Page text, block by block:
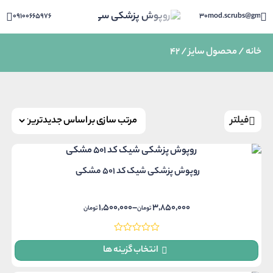
09100665976
خانه/ محصول سایز / 42
فیلتر
روپوش پزشکی شیک کد 501 مشکی
3,850,000تومان–
1,500,000تومان
Price
1,500,000 تومان
through
انتخاب گزینه ها